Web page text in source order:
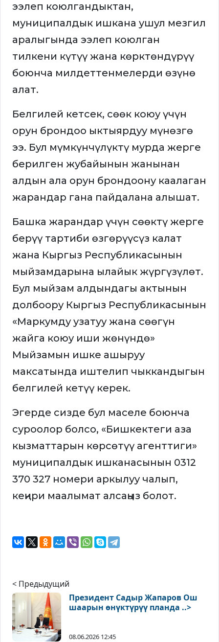
ээлеп коюлгандыктан,
муниципалдык ишкана ушул мезгил
аралыгында ээлеп коюлган
тилкени күтүү жана көрктөндүрүү
боюнча милдеттенмелерди өзүнө
алат.
Белгилей кетсек, сөөк коюу үчүн
орун брондоо ыктыярдуу мүнөзгө
ээ. Бул мүмкүнчүлүктү мурда жерге
берилген жубайынын жанынан
алдын ала орун брондоону каалаган
жарандар гана пайдалана алышат.
Башка жарандар үчүн сөөктү жерге
берүү тартиби өзгөрүүсүз калат
жана Кыргыз Республикасынын
мыйзамдарына ылайык жүргүзүлөт.
Бул мыйзам алдындагы актынын
долбоору Кыргыз Республикасынын
«Маркумду узатуу жана сөөгүн
жайга коюу иши жөнүндө»
Мыйзамын ишке ашыруу
максатында иштелип чыккандыгын
белгилей кетүү керек.
Эгерде сизде бул маселе боюнча
суроолор болсо, «Бишкектеги аза
кызматтарын көрсөтүү агенттиги»
муниципалдык ишканасынын 0312
370 327 номери аркылуу чалып,
кеңири маалымат алсаңыз болот.
< Предыдущий
Президент Садыр Жапаров Ош
шаарын өнүктүрүү планда ..>
08.06.2026 12:45